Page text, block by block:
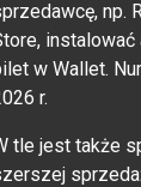
np.
w Wallet.
r.
tle jest także